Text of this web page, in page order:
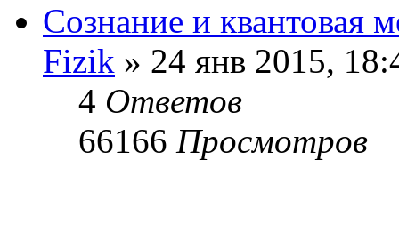
Сознание и квантовая
Fizik » 24 янв 2015,
4 Ответов
66166 Просмотров